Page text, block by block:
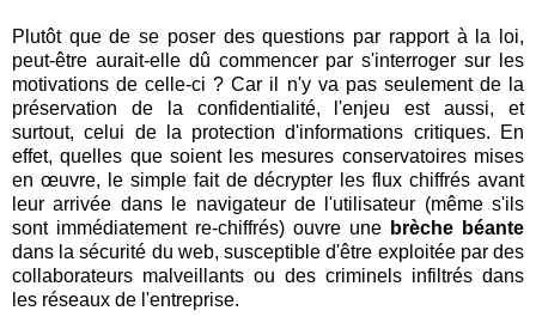
Plutôt que de se poser des questions par rapport à la loi,
peut-être aurait-elle dû commencer par s'interroger sur les
motivations de celle-ci ? Car il n'y va pas seulement de la
préservation de la confidentialité, l'enjeu est aussi, et
surtout, celui de la protection d'informations critiques. En
effet, quelles que soient les mesures conservatoires mises
en œuvre, le simple fait de décrypter les flux chiffrés avant
leur arrivée dans le navigateur de l'utilisateur (même s'ils
sont immédiatement re-chiffrés) ouvre une brèche béante
dans la sécurité du web, susceptible d'être exploitée par des
collaborateurs malveillants ou des criminels infiltrés dans
les réseaux de l'entreprise.